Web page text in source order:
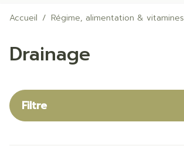
Accueil / Régime, alimentation & vitamines
Drainage
Filtre